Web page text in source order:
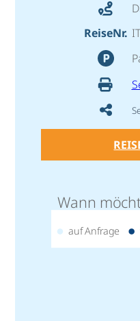
ReiseNr.
Wann
auf Anfrage